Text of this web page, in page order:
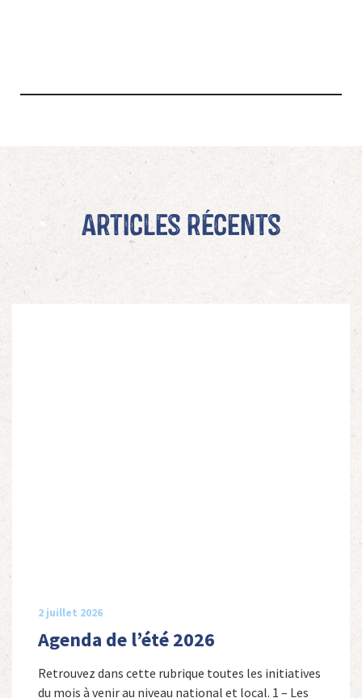
Articles récents
2 juillet 2026
Agenda de l’été 2026
Retrouvez dans cette rubrique toutes les initiatives
du mois à venir au niveau national et local. 1 – Les